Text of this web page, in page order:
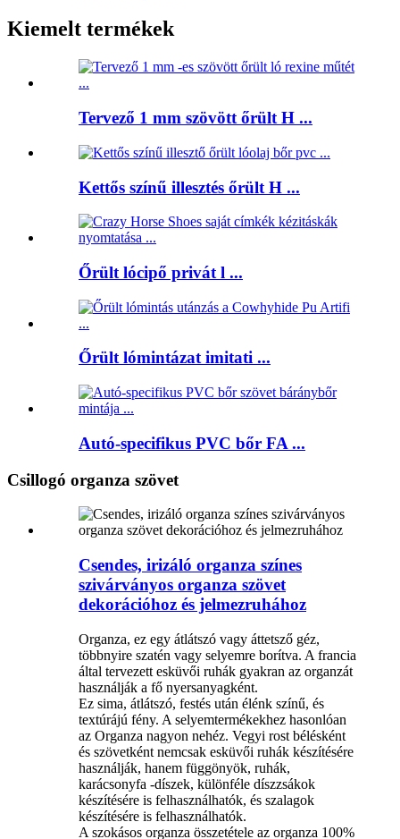
Kiemelt termékek
Tervező 1 mm szövött őrült H ...
Kettős színű illesztés őrült H ...
Őrült lócipő privát l ...
Őrült lómintázat imitati ...
Autó-specifikus PVC bőr FA ...
Csillogó organza szövet
Csendes, irizáló organza színes
szivárványos organza szövet
dekorációhoz és jelmezruhához
Organza, ez egy átlátszó vagy áttetsző géz,
többnyire szatén vagy selyemre borítva. A francia
által tervezett esküvői ruhák gyakran az organzát
használják a fő nyersanyagként.
Ez sima, átlátszó, festés után élénk színű, és
textúrájú fény. A selyemtermékekhez hasonlóan
az Organza nagyon nehéz. Vegyi rost bélésként
és szövetként nemcsak esküvői ruhák készítésére
használják, hanem függönyök, ruhák,
karácsonyfa -díszek, különféle díszzsákok
készítésére is felhasználhatók, és szalagok
készítésére is felhasználhatók.
A szokásos organza összetétele az organza 100%